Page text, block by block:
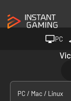
PC
PC / Mac / Linux